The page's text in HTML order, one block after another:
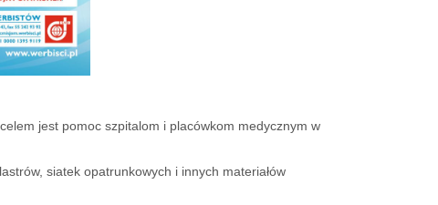
jest pomoc szpitalom i placówkom medycznym w
siatek opatrunkowych i innych materiałów